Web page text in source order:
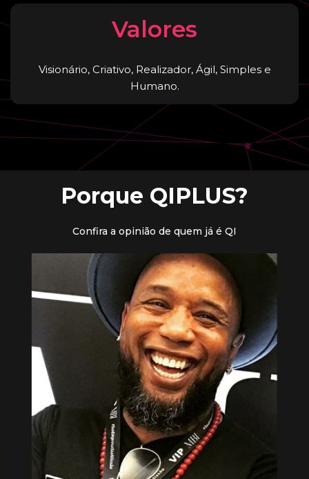
Valores
Visionário, Criativo, Realizador, Ágil, Simples e
Humano.
Porque QIPLUS?
Confira a opinião de quem já é QI